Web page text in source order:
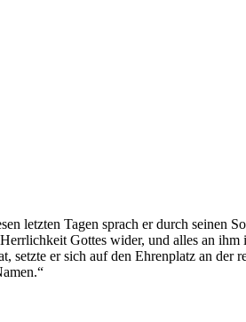
letzten Tagen sprach er durch seinen
Gottes wider, und alles an ihm
er sich auf den Ehrenplatz an der